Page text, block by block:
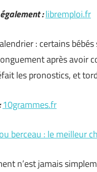
:libremploi.fr
: certains
après avoir
les pronostics, et
10grammes.fr
berceau : le meilleur
n’est jamais